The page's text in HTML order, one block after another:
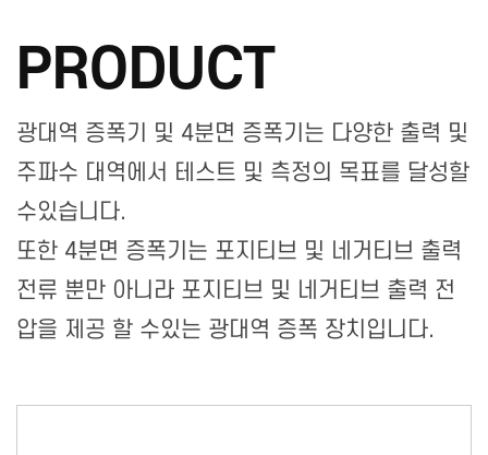
PRODUCT
광대역 증폭기 및 4분면 증폭기는 다양한 출력 및
주파수 대역에서 테스트 및 측정의 목표를 달성할
수있습니다.
또한 4분면 증폭기는 포지티브 및 네거티브 출력
전류 뿐만 아니라 포지티브 및 네거티브 출력 전
압을 제공 할 수있는 광대역 증폭 장치입니다.